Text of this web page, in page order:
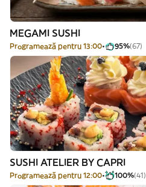
MEGAMI SUSHI
Programează pentru 13:00 95%(67)
SUSHI ATELIER BY CAPRI
Programează pentru 12:00 100%(41)